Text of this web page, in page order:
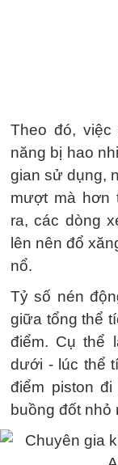
Theo đó, việc
năng bị hao
gian sử dụng,
mượt mà hơn
ra, các dòng
lên nên đổ
nổ.
Tỷ số nén
giữa tổng thể
điểm. Cụ thể
dưới - lúc thể
điểm piston
buồng đốt nhỏ